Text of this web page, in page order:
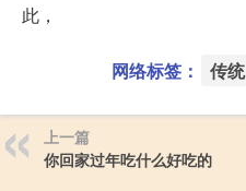
此，
网络标签： 传统
上一篇
你回家过年吃什么好吃的